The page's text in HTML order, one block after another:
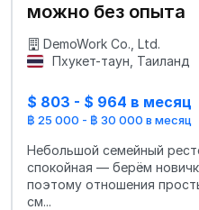
можно без опыта
DemoWork Co., Ltd.
Пхукет-таун, Таиланд
$ 803 - $ 964 в месяц
฿ 25 000 - ฿ 30 000 в месяц
Небольшой семейный
спокойная — берём
поэтому отношения
см...